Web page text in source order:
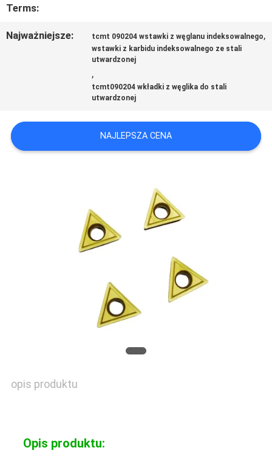
Z
NAMI
AKTUALNOŚCI
SITEMAP
Terms:
Najważniejsze: tcmt 090204 wstawki z węglanu indeksowalnego,
wstawki z karbidu indeksowalnego ze stali
utwardzonej
,
tcmt090204 wkładki z węglika do stali
utwardzonej
NAJLEPSZA CENA
opis produktu
Opis produktu: